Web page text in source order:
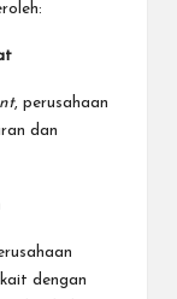
, perusahaan
dan
dengan